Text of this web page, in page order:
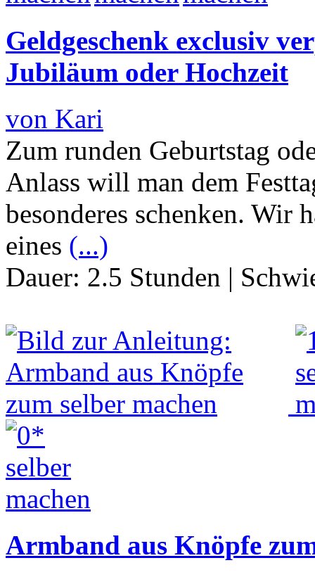
Geldgeschenk exclusiv
Jubiläum oder Hochzeit
von Kari
Zum runden Geburtstag
Anlass will man dem
besonderes schenken. Wir
eines (...)
Dauer: 2.5 Stunden |
Armband aus Knöpfe